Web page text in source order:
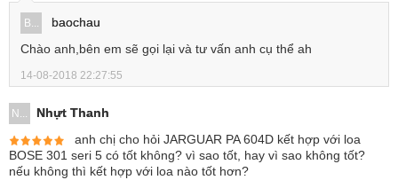
B...
baochau
Chào anh,bên em sẽ gọi lại và tư vấn anh cụ thể ah
14-08-2018 22:27:55
N...
Nhựt Thanh
anh chị cho hỏi JARGUAR PA 604D kết hợp với loa
BOSE 301 seri 5 có tốt không? vì sao tốt, hay vì sao không tốt?
nếu không thì kết hợp với loa nào tốt hơn?